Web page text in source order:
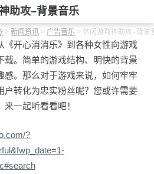
助攻–背景音乐
> 新闻资讯 > 广告音乐 > 休闲游戏神助攻–背景
《开心消消乐》到各种女性向游戏
载。简单的游戏结构、明快的背景
感。那么对于游戏来说，如何牢牢
户转化为忠实粉丝呢？您或许需要
一起听看看吧！
?